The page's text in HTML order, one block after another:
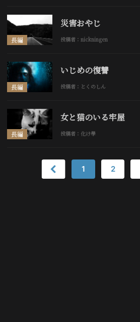
長編
災害おやじ
投稿者：nickningen
長編
いじめの復讐
投稿者：とくのしん
長編
女と猫のいる牢屋
投稿者：化け學
1 2